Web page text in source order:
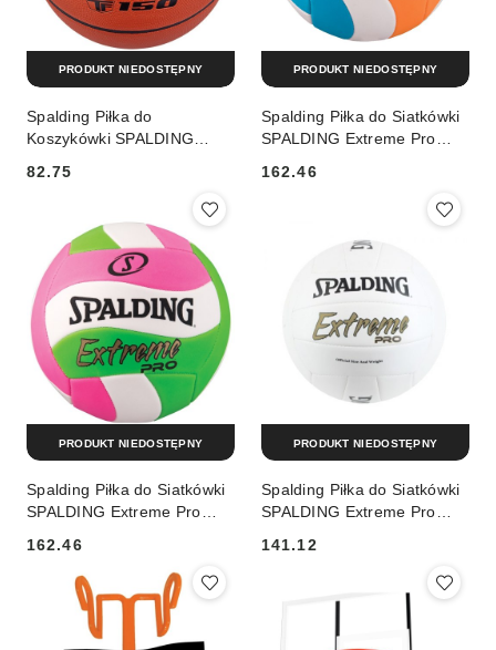
Spalding Piłka do
Koszykówki SPALDING
Cena:
82.75
PRODUKT NIEDOSTĘPNY
Spalding Piłka do Siatkówki
SPALDING Extreme Pro
Cena:
162.46
PRODUKT NIEDOSTĘPNY
Spalding Piłka do Siatkówki
SPALDING Extreme Pro
162.46
PRODUKT NIEDOSTĘPNY
Spalding Piłka do Siatkówki
SPALDING Extreme Pro
141.12
PRODUKT NIEDOSTĘPNY